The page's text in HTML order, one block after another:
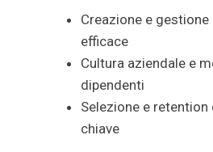
Creazione e gestione
efficace
Cultura aziendale e
dipendenti
Selezione e retention
chiave